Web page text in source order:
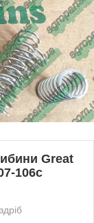
Great
106с